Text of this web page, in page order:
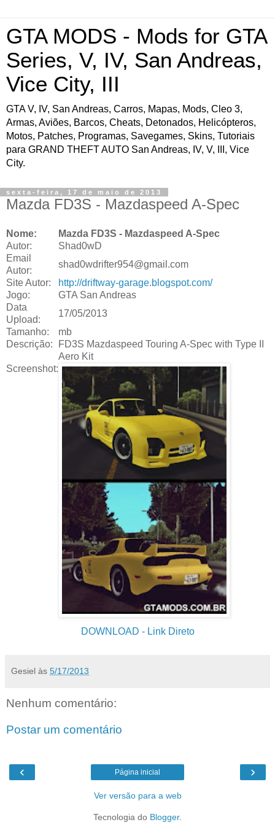
GTA MODS - Mods for GTA
Series, V, IV, San Andreas,
Vice City, III
GTA V, IV, San Andreas, Carros, Mapas, Mods, Cleo 3,
Armas, Aviões, Barcos, Cheats, Detonados, Helicópteros,
Motos, Patches, Programas, Savegames, Skins, Tutoriais
para GRAND THEFT AUTO San Andreas, IV, V, III, Vice
City.
sexta-feira, 17 de maio de 2013
Mazda FD3S - Mazdaspeed A-Spec
Nome:
Mazda FD3S - Mazdaspeed A-Spec
Autor:
Shad0wD
Email
Autor:
shad0wdrifter954@gmail.com
Site Autor:
http://driftway-garage.blogspot.com/
Jogo:
GTA San Andreas
Data
Upload:
17/05/2013
Tamanho:
mb
Descrição:
FD3S Mazdaspeed Touring A-Spec with Type II
Aero Kit
Screenshot:
DOWNLOAD - Link Direto
Gesiel às 5/17/2013
Nenhum comentário:
Postar um comentário
‹ ›
Página inicial
Ver versão para a web
Tecnologia do Blogger.